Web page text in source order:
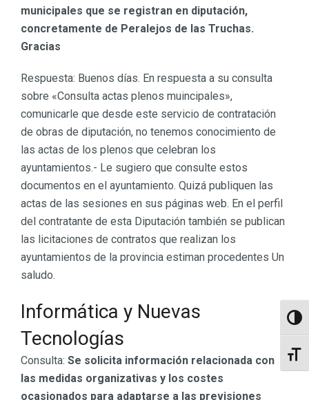
municipales que se registran en diputación,
concretamente de Peralejos de las Truchas.
Gracias
Respuesta: Buenos días. En respuesta a su consulta
sobre «Consulta actas plenos muincipales»,
comunicarle que desde este servicio de contratación
de obras de diputación, no tenemos conocimiento de
las actas de los plenos que celebran los
ayuntamientos.- Le sugiero que consulte estos
documentos en el ayuntamiento. Quizá publiquen las
actas de las sesiones en sus páginas web. En el perfil
del contratante de esta Diputación también se publican
las licitaciones de contratos que realizan los
ayuntamientos de la provincia estiman procedentes Un
saludo.
Informática y Nuevas
Tecnologías
Consulta: Se solicita información relacionada con
las medidas organizativas y los costes
ocasionados para adaptarse a las previsiones